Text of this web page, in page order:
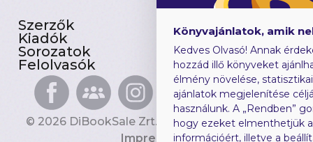
Szerzők
Kiadók
Sorozatok
Felolvasók
Gyerekkönyvek
Heti toplista
Ajándékutalvány
Blog
© 2026 DiBookSale Zrt. Minden jog fenntartva.
Impresszum
Könyvajánlatok, amik
Kedves Olvasó! Annak
hozzád illő könyveket
élmény növelése,
ajánlatok megjelenítése
használunk. A „Rendben”
hogy ezeket elmenthetjük
információért, illetve a